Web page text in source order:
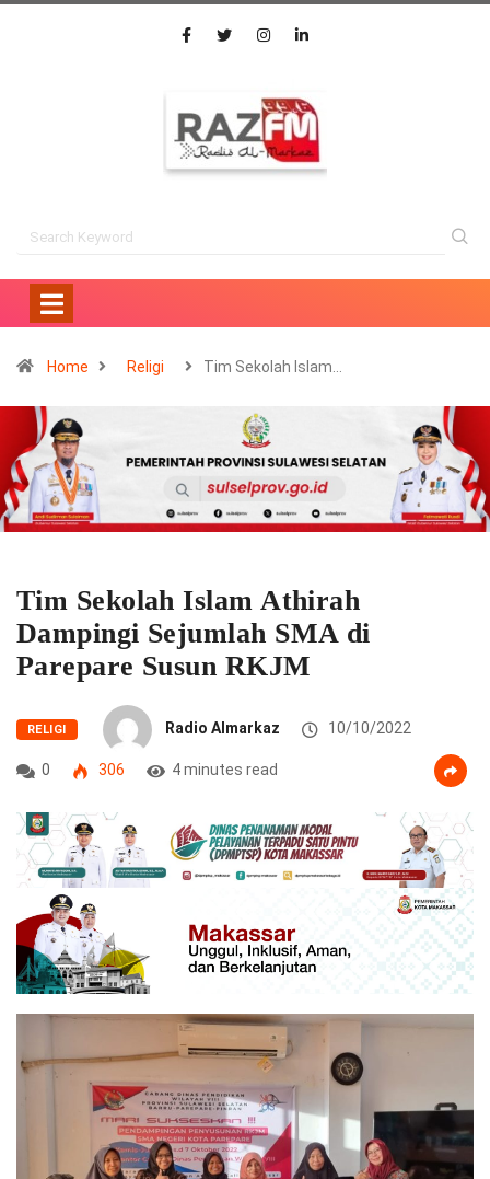
Home Religi Tim Sekolah Islam…
Tim Sekolah Islam Athirah
Dampingi Sejumlah SMA di
Parepare Susun RKJM
RELIGI Radio Almarkaz 10/10/2022
0 306 4 minutes read